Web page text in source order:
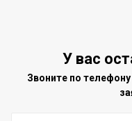
У вас
Звоните по телефону